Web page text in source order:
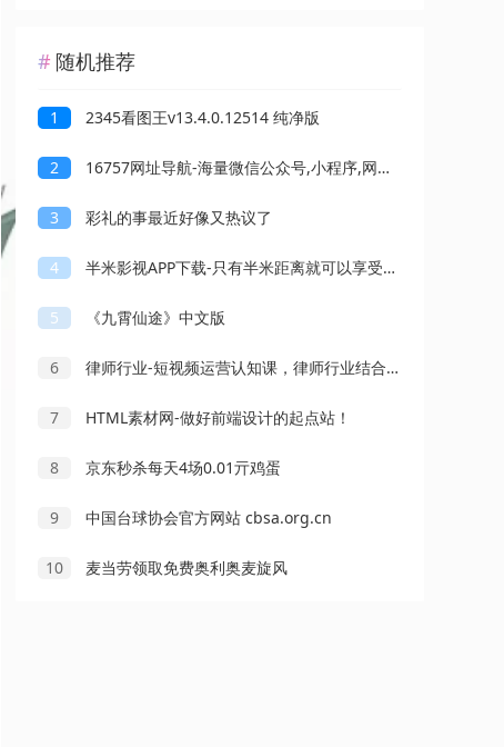
随机推荐
1 2345看图王v13.4.0.12514 纯净版
2 16757网址导航-海量微信公众号,小程序,网址大全一应聚全
3 彩礼的事最近好像又热议了
4 半米影视APP下载-只有半米距离就可以享受精彩生活
5 《九霄仙途》中文版
6 律师行业-短视频运营认知课，律师行业结合抖音的实战方法
7 HTML素材网-做好前端设计的起点站！
8 京东秒杀每天4场0.01亓鸡蛋
9 中国台球协会官方网站 cbsa.org.cn
10 麦当劳领取免费奥利奥麦旋风